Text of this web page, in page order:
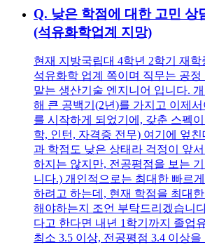
Q. 낮은 학점에 대한 고민 상
(석유화학업계 지망)
현재 지방국립대 4학년 2학기 재
석유화학 업계 쪽이며 직무는 공
맡는 생산기술 엔지니어 입니다.
해 큰 공백기(2년)를 가지고 이제서
를 시작하게 되었기에, 갖춘 스펙
학, 인턴, 자격증 전무) 여기에 엎
과 학점도 낮은 상태라 걱정이 앞
하지는 않지만, 전공평점을 보는
니다.) 개인적으로는 최대한 빠르
하려고 하는데, 현재 학점을 최대
해야하는지 조언 부탁드리겠습니
다고 한다면 내년 1학기까지 졸업
최소 3.5 이상, 전공평점 3.4 이상을